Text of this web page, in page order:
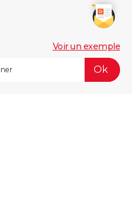
Voir un exemple